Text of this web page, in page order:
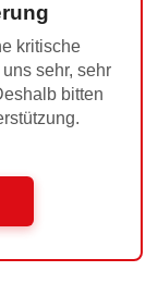
kritische
sehr, sehr
bitten